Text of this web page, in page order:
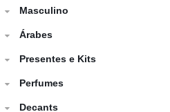
Masculino
Árabes
Presentes e Kits
Perfumes
Decants